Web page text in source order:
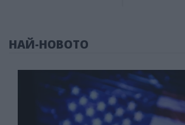
НАЙ-НОВОТО